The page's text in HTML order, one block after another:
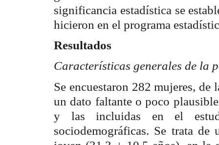
significancia estadística se
hicieron en el programa
Resultados
Características generales de la
Se encuestaron 282 mujeres,
un dato faltante o poco
y las incluidas en el
sociodemográficas. Se trata de